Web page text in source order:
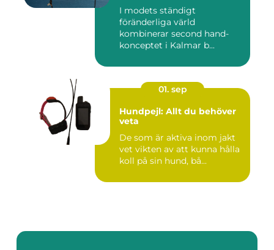
I modets ständigt
föränderliga värld
kombinerar second hand-
konceptet i Kalmar b...
01. sep
Hundpejl: Allt du behöver
veta
De som är aktiva inom jakt
vet vikten av att kunna hålla
koll på sin hund, bå...